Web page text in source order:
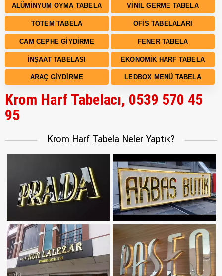
ALÜMINYUM OYMA TABELA VINIL GERME TABELA
TOTEM TABELA OFIS TABELALARI
CAM CEPHE GIYDIRME FENER TABELA
İNŞAAT TABELASI EKONOMIK HARF TABELA
ARAÇ GIYDIRME LEDBOX MENÜ TABELA
Krom Harf Tabelacı, 0539 570 45
95
Krom Harf Tabela Neler Yaptık?